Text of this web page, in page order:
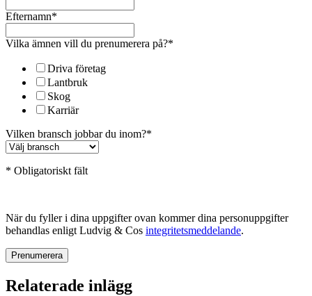
Efternamn*
Vilka ämnen vill du prenumerera på?*
Driva företag
Lantbruk
Skog
Karriär
Vilken bransch jobbar du inom?*
* Obligatoriskt fält
När du fyller i dina uppgifter ovan kommer dina personuppgifter
behandlas enligt Ludvig & Cos integritetsmeddelande.
Relaterade inlägg